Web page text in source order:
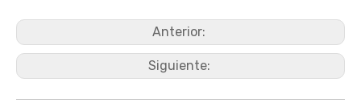
Anterior:
Siguiente: